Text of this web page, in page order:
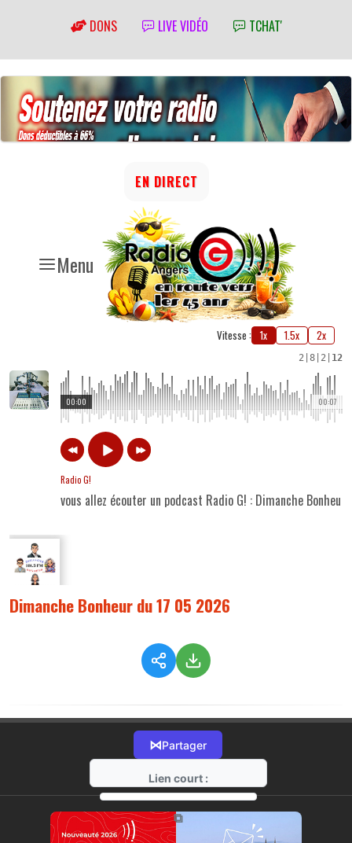
DONS LIVE VIDÉO TCHAT'
Menu
EN DIRECT
Vitesse : 1x 1.5x 2x
2 8 2 12
00:07
00:00
Radio G!
vous allez écouter un podcast Radio G! : Dimanche
Dimanche Bonheur du 17 05 2026
⋈Partager
Lien court :
https://radio-g.fr?22053
⧉